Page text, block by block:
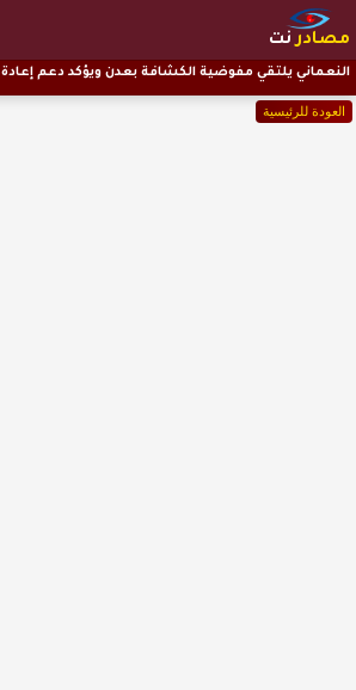
مصادرنت
العودة للرئيسية
النعماني يلتقي مفوضية الكشافة بعدن ويؤكد دعم